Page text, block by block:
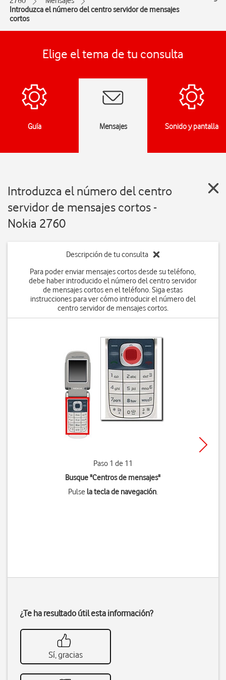
Introduzca el número del centro servidor de mensajes
cortos
Elige el tema de tu consulta
Guía Mensajes Sonido y pantalla
Introduzca el número del centro
servidor de mensajes cortos -
Nokia 2760
Descripción de tu consulta
Para poder enviar mensajes cortos desde su teléfono,
debe haber introducido el número del centro servidor
de mensajes cortos en el teléfono. Siga estas
instrucciones para ver cómo introducir el número del
centro servidor de mensajes cortos.
Paso 1 de 11
Busque "Centros de mensajes"
Pulse la tecla de navegación.
¿Te ha resultado útil esta información?
Sí, gracias